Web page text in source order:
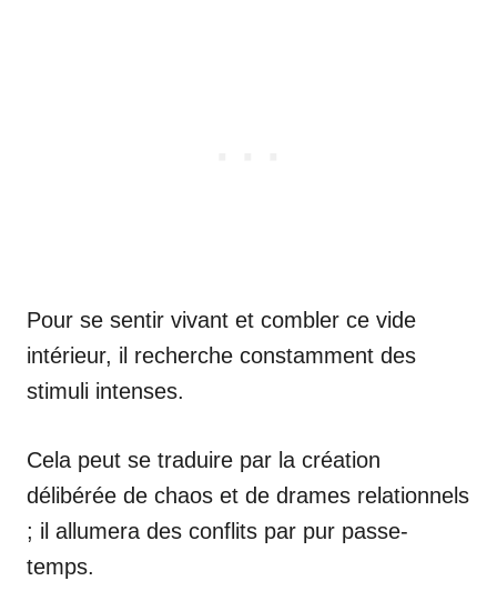
Pour se sentir vivant et combler ce vide
intérieur, il recherche constamment des
stimuli intenses.
Cela peut se traduire par la création
délibérée de chaos et de drames relationnels
; il allumera des conflits par pur passe-
temps.